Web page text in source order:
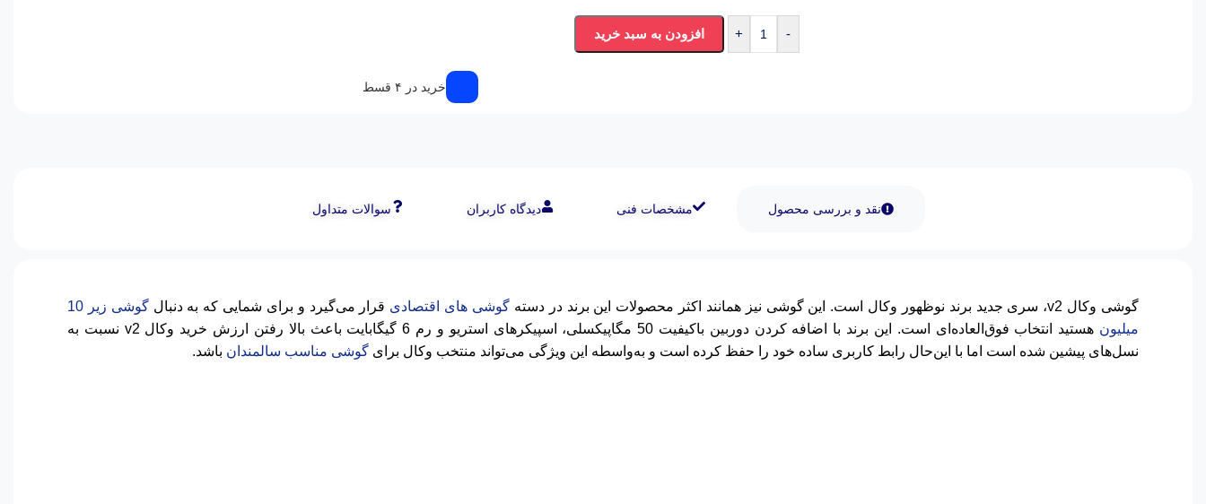
-
+ افزودن به سبد خرید
خرید در ۴ قسط
نقد و بررسی محصول مشخصات فنی دیدگاه کاربران سوالات متداول
گوشی وکال v2، سری جدید برند نوظهور وکال است. این گوشی نیز همانند اکثر محصولات این برند در دسته گوشی های اقتصادی قرار می‌گیرد و برای شمایی که به دنبال
گوشی زیر 10
میلیون
هستید انتخاب فوق‌العاده‌ای است. این برند با اضافه کردن دوربین باکیفیت 50 مگاپیکسلی، اسپیکرهای استریو و رم 6 گیگابایت باعث بالا رفتن ارزش خرید وکال v2 نسبت به
نسل‌های پیشین شده است اما با این‌حال رابط کاربری ساده خود را حفظ کرده است و به‌واسطه این ویژگی می‌تواند منتخب وکال برای گوشی مناسب سالمندان باشد.